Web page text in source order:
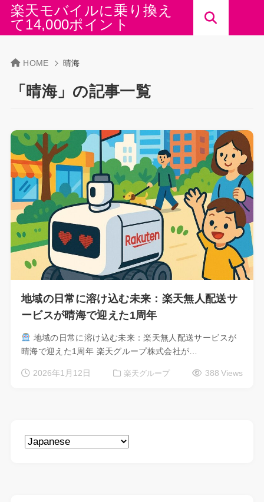
楽天モバイルに乗り換え
て14,000ポイント
HOME 晴海
「晴海」の記事一覧
地域の日常に溶け込む未来：楽天無人配送サ
ービスが晴海で迎えた1周年
地域の日常に溶け込む未来：楽天無人配送サービスが
晴海で迎えた1周年 楽天グループ株式会社が…
2026年1月12日 楽天グループ 388 Views